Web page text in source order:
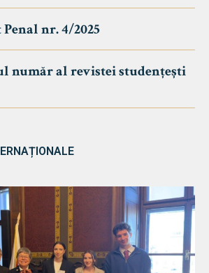
nr. 4/2025
număr al revistei studențești